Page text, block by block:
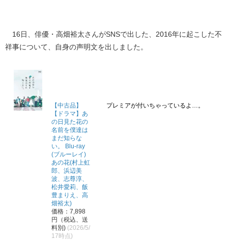
16日、俳優・高畑裕太さんがSNSで出した、2016年に起こした不
祥事について、自身の声明文を出しました。
【中古品】
【ドラマ】あ
の日見た花の
名前を僕達は
まだ知らな
い。 Blu-ray
(ブルーレイ)
あの花(村上虹
郎、浜辺美
波、志尊淳、
松井愛莉、飯
豊まりえ、高
畑裕太)
価格：7,898
円（税込、送
料別) (2026/5/
17時点)
プレミアが付いちゃっているよ…。